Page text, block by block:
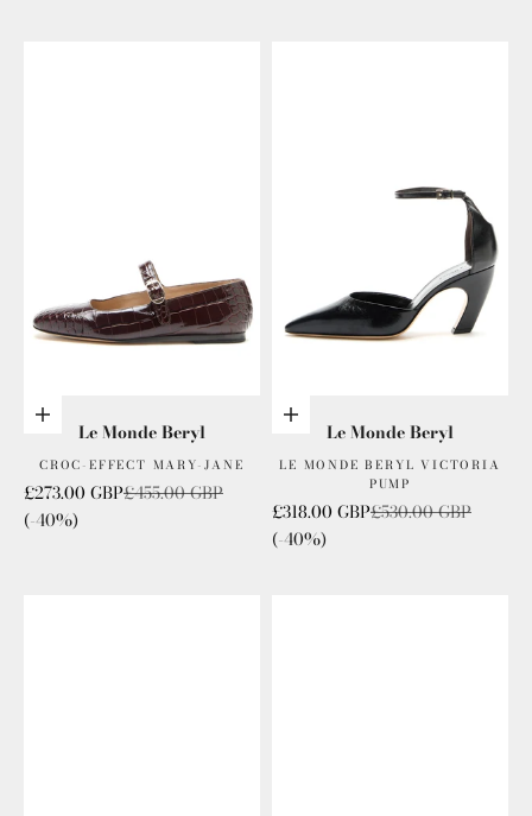
Choisis les options
Le Monde Beryl
CROC-EFFECT MARY-JANE
Prix de vente
£273.00 GBPPrix normal
£455.00 GBP
(-40%)
Choisis les options
Le Monde Beryl
LE MONDE BERYL VICTORIA
PUMP
Prix de vente
£318.00 GBPPrix normal
£530.00 GBP
(-40%)